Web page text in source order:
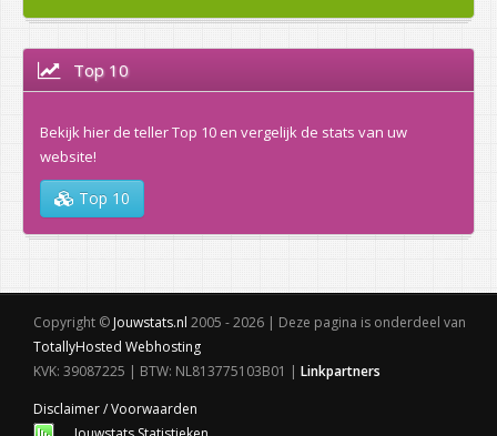
Top 10
Bekijk hier de teller Top 10 en vergelijk de stats van uw
website!
Top 10
Copyright © Jouwstats.nl 2005 - 2026 | Deze pagina is onderdeel van
TotallyHosted Webhosting
KVK: 39087225 | BTW: NL813775103B01 | Linkpartners
Disclaimer / Voorwaarden